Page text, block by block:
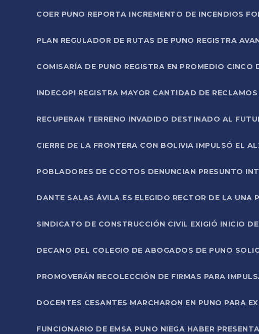
COER PUNO REPORTA INCREMENTO DE INCENDIOS
PLAN REGULADOR DE RUTAS DE PUNO REGISTRA
COMISARÍA DE PUNO REGISTRA EN PROMEDIO
INDECOPI REGISTRA MAYOR CANTIDAD DE
RECUPERAN TERRENO INVADIDO DESTINADO AL
CIERRE DE LA FRONTERA CON BOLIVIA IMPULSÓ EL
POBLADORES DE CCOTOS DENUNCIAN PRESUNTO
DANTE SALAS ÁVILA ES ELEGIDO RECTOR DE LA
SINDICATO DE CONSTRUCCIÓN CIVIL EXIGIÓ INICIO
DECANO DEL COLEGIO DE ABOGADOS DE PUNO
PROMOVERÁN RECOLECCIÓN DE FIRMAS PARA
DOCENTES CESANTES MARCHARON EN PUNO PARA
FUNCIONARIO DE EMSA PUNO NIEGA HABER